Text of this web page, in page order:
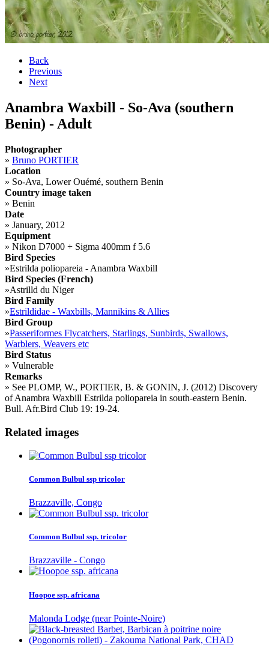
Back
Previous
Next
Anambra Waxbill - So-Ava (southern
Benin) - Adult
Photographer
» Bruno PORTIER
Location
» So-Ava, Lower Ouémé, southern Benin
Country image taken
» Benin
Date
» January, 2012
Equipment
» Nikon D7000 + Sigma 400mm f 5.6
Bird Species
»Estrilda poliopareia - Anambra Waxbill
Bird Species (French)
»Astrilld du Niger
Bird Family
»Estrildidae - Waxbills, Mannikins & Allies
Bird Group
»Passeriformes Flycatchers, Starlings, Sunbirds, Swallows,
Warblers, Weavers etc
Bird Status
» Vulnerable
Remarks
» See PLOMP, W., PORTIER, B. & GONIN, J. (2012) Discovery
of Anambra Waxbill Estrilda poliopareia in south-eastern Benin.
Bull. Afr.Bird Club 19: 19-24.
Related images
Common Bulbul ssp tricolor
Brazzaville, Congo
Common Bulbul ssp. tricolor
Brazzaville - Congo
Hoopoe ssp. africana
Malonda Lodge (near Pointe-Noire)